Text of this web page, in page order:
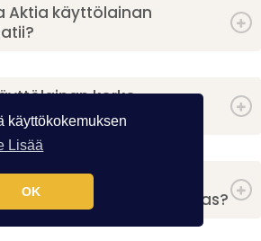
käyttökokemuksen
Lisää
OK
Aktia käyttölainan
korko
saada Aktian
ei olisi pankin asiakas?